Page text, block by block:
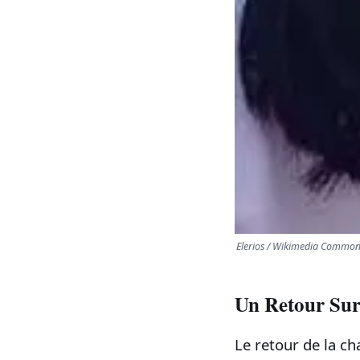
Elerios / Wikimedia
Un Retour
Le retour de la